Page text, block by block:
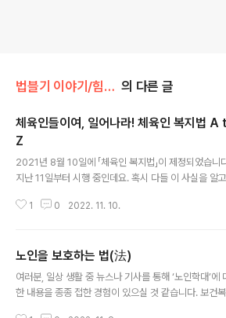
법블기 이야기/힘이되는 법 의 다른 글
체육인들이여, 일어나라! 체육인 복지법 A
Z
2021년 8월 10일에 「체육인 복지법」이 제정되었습니
지난 11일부터 시행 중인데요. 혹시 다들 이 사실을 알
찾아올 때면, 체육인들의 인기는 웬만한 연예인 뺨칠 정도
람들과 함께 울고 웃었던 추억이 아직도 생생하실 겁니다.
그러나 체육인의 경우 다른 직업군 대비 활동 기간이 짧
뿐만 아니라, 부상 등에 따른 조기 은퇴 가능성도 매우 큰
1 0 2022. 11. 10.
노인을 보호하는 법(法)
여러분, 일상 생활 중 뉴스나 기사를 통해 ‘노인학대’에
한 내용을 종종 접한 경험이 있으실 것 같습니다. 보건